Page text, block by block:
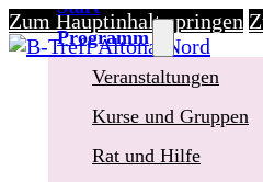
Zum Hauptinhalt springen
Start
Programm
Veranstaltungen
Kurse und Gruppen
Rat und Hilfe